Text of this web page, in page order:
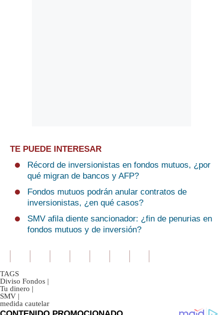
TE PUEDE INTERESAR
Récord de inversionistas en fondos mutuos, ¿por
qué migran de bancos y AFP?
Fondos mutuos podrán anular contratos de
inversionistas, ¿en qué casos?
SMV afila diente sancionador: ¿fin de penurias en
fondos mutuos y de inversión?
TAGS
Diviso Fondos |
Tu dinero |
SMV |
medida cautelar